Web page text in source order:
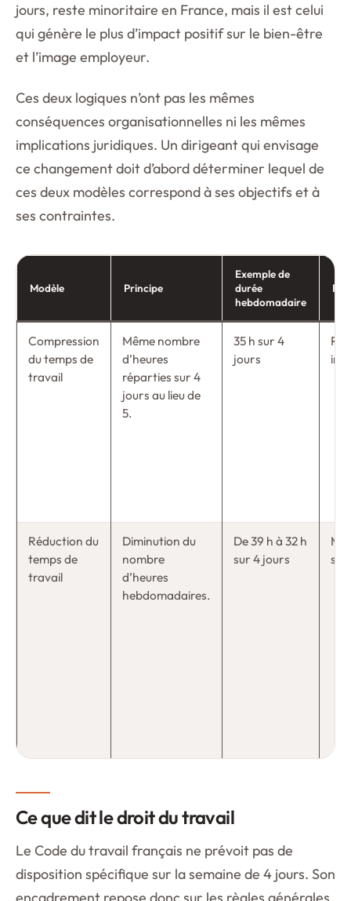
jours, reste minoritaire en France, mais il est celui
qui génère le plus d’impact positif sur le bien-être
et l’image employeur.
Ces deux logiques n’ont pas les mêmes
conséquences organisationnelles ni les mêmes
implications juridiques. Un dirigeant qui envisage
ce changement doit d’abord déterminer lequel de
ces deux modèles correspond à ses objectifs et à
ses contraintes.
Modèle Principe
Exemple de
durée
hebdomadaire
Compression
du temps de
travail
Même nombre
d’heures
réparties sur 4
jours au lieu de
5.
35 h sur 4
jours
Réduction du
temps de
travail
Diminution du
nombre
d’heures
hebdomadaires.
De 39 h à 32 h
sur 4 jours
Ce que dit le droit du travail
Le Code du travail français ne prévoit pas de
disposition spécifique sur la semaine de 4 jours. Son